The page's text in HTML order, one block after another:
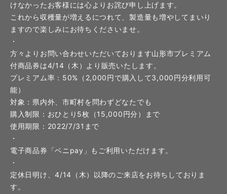
けなかったお客様には心よりお詫び申し上げます。
これから収穫量が増えるにつれて、製造量も増やしてまいり
ますので楽しみにお待ちくださいませ。
・
方々よりお問い合わせいただいております山形市プレミアム
付商品券は4/14（木）より販売いたします。
プレミアム率：50%（2,000円で購入して3,000円分利用可
能）
対象：県内外、市町村を問わずどなたでも
購入制限：おひとり5枚（15,000円分）まで
使用期限：2022/7/31まで
・
電子商品券「ベニpay」もご利用いただけます。
・
定休日明け、4/14（木）以降のご来店をお待ちしておりま
す。